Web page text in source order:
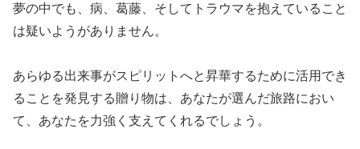
夢の中でも、病、葛藤、そしてトラウマを抱えていること
は疑いようがありません。
あらゆる出来事がスピリットへと昇華するために活用でき
ることを発見する贈り物は、あなたが選んだ旅路におい
て、あなたを力強く支えてくれるでしょう。